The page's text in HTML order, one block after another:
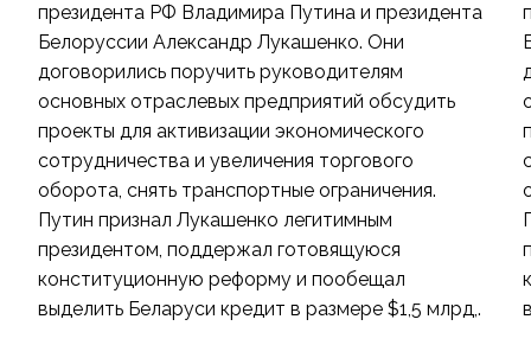
президента РФ Владимира Путина и президента
Белоруссии Александр Лукашенко. Они
договорились поручить руководителям
основных отраслевых предприятий обсудить
проекты для активизации экономического
сотрудничества и увеличения торгового
оборота, снять транспортные ограничения.
Путин признал Лукашенко легитимным
президентом, поддержал готовящуюся
конституционную реформу и пообещал
выделить Беларуси кредит в размере $1,5 млрд,.